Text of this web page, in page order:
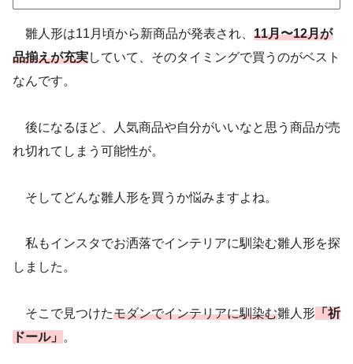
雛人形は11月頃から新商品が発表され、 11月〜12月が
品揃えが充実していて、そのタイミングで買うのがベスト
なんです。
後になるほど、人気商品や自分がいいなと思う商品が売
れ切れてしまう可能性が。
そしてどんな雛人形を買うか悩みますよね。
私もインスタでお洒落でインテリアに馴染む雛人形を探
しました。
そこで見つけたモダンでインテリアに馴染む雛人形 「祈
ドール」 。